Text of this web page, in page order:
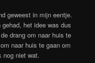
geweest in mijn eentje.
het idee was dus
drang om naar huis te
naar huis te gaan om
nog niet wat.